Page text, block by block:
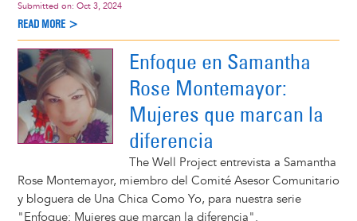
Submitted on: Oct 3, 2024
READ MORE >
Enfoque en Samantha
Rose Montemayor:
Mujeres que marcan la
diferencia
The Well Project entrevista a Samantha
Rose Montemayor, miembro del Comité Asesor Comunitario
y bloguera de Una Chica Como Yo, para nuestra serie
"Enfoque: Mujeres que marcan la diferencia".